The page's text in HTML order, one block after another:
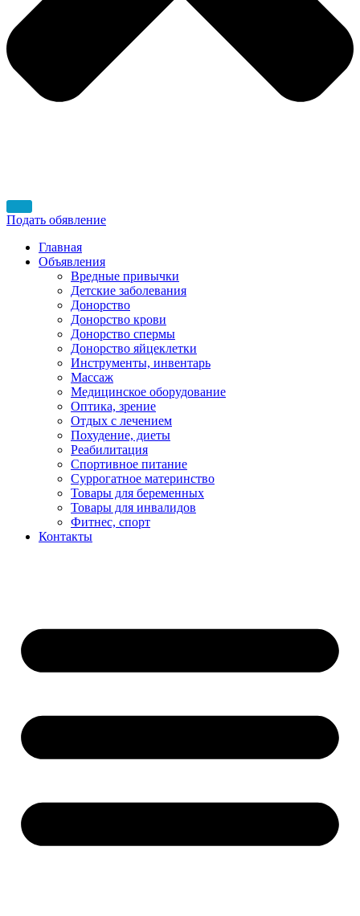
Подать обявление
Главная
Объявления
Вредные привычки
Детские заболевания
Донорство
Донорство крови
Донорство спермы
Донорство яйцеклетки
Инструменты, инвентарь
Массаж
Медицинское оборудование
Оптика, зрение
Отдых с лечением
Похудение, диеты
Реабилитация
Спортивное питание
Суррогатное материнство
Товары для беременных
Товары для инвалидов
Фитнес, спорт
Контакты